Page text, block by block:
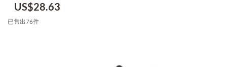
US$28.63
已售出76件